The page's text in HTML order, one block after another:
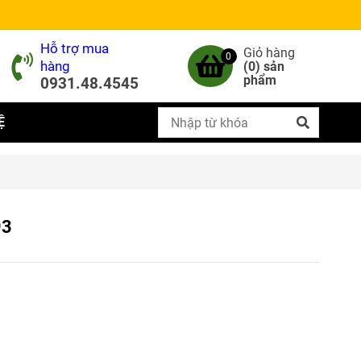
Hỗ trợ mua
hàng
0931.48.4545
0
Giỏ hàng
(0) sản
phẩm